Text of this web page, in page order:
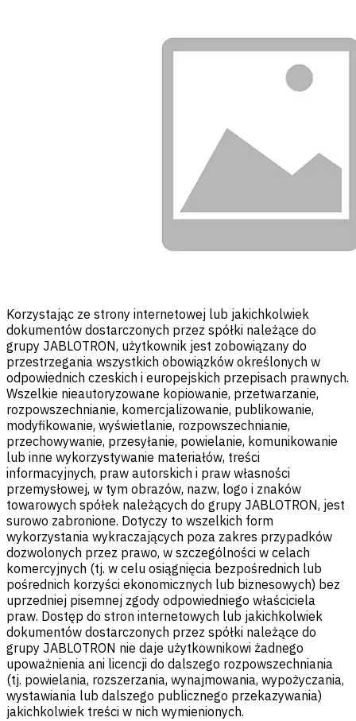
Korzystając ze strony internetowej lub jakichkolwiek
dokumentów dostarczonych przez spółki należące do
grupy JABLOTRON, użytkownik jest zobowiązany do
przestrzegania wszystkich obowiązków określonych w
odpowiednich czeskich i europejskich przepisach prawnych.
Wszelkie nieautoryzowane kopiowanie, przetwarzanie,
rozpowszechnianie, komercjalizowanie, publikowanie,
modyfikowanie, wyświetlanie, rozpowszechnianie,
przechowywanie, przesyłanie, powielanie, komunikowanie
lub inne wykorzystywanie materiałów, treści
informacyjnych, praw autorskich i praw własności
przemysłowej, w tym obrazów, nazw, logo i znaków
towarowych spółek należących do grupy JABLOTRON, jest
surowo zabronione. Dotyczy to wszelkich form
wykorzystania wykraczających poza zakres przypadków
dozwolonych przez prawo, w szczególności w celach
komercyjnych (tj. w celu osiągnięcia bezpośrednich lub
pośrednich korzyści ekonomicznych lub biznesowych) bez
uprzedniej pisemnej zgody odpowiedniego właściciela
praw. Dostęp do stron internetowych lub jakichkolwiek
dokumentów dostarczonych przez spółki należące do
grupy JABLOTRON nie daje użytkownikowi żadnego
upoważnienia ani licencji do dalszego rozpowszechniania
(tj. powielania, rozszerzania, wynajmowania, wypożyczania,
wystawiania lub dalszego publicznego przekazywania)
jakichkolwiek treści w nich wymienionych.